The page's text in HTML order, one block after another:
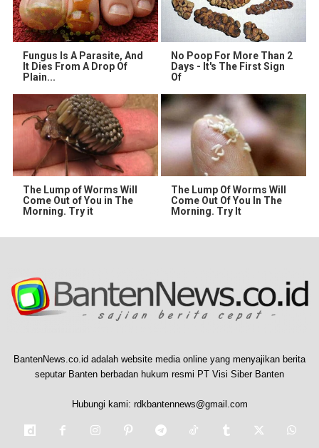
Fungus Is A Parasite, And
It Dies From A Drop Of
Plain...
No Poop For More Than 2
Days - It's The First Sign
Of
The Lump of Worms Will
Come Out of You in The
Morning. Try it
The Lump Of Worms Will
Come Out Of You In The
Morning. Try It
BantenNews.co.id adalah website media online yang menyajikan berita
seputar Banten berbadan hukum resmi PT Visi Siber Banten
Hubungi kami: rdkbantennews@gmail.com